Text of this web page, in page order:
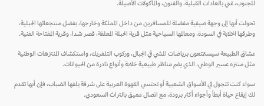
للجنوب، غني بالعادات القبلية، والفنون، والمأكولات الأصيلة.
تحولت أبها إلى وجهة صيفية مفضلة للمسافرين من داخل المملكة وخارجها، بفضل منتجعاتها الجبلية،
وطرقها الخلابة في السودة، ومعالمها السياحية مثل قرية الحبلة المعلقة، قصر شدا، وقرية المفتاحة الفنية.
عشاق الطبيعة سيستمتعون برياضات المشي في الجبال، وركوب التلفريك، واستكشاف المنتزهات الوطنية
مثل منتزه عسير الوطني، الذي يضم مناظر طبيعية خلابة وأنواع نادرة من الحيوانات.
سواء كنت تتجول في الأسواق الشعبية أو تحتسي القهوة العربية على شرفة يلفها الضباب، فإن أبها تقدم
لك إيقاع حياة أبطأ وأجواء أكثر برودة، مع اتصال عميق بالتراث السعودي.